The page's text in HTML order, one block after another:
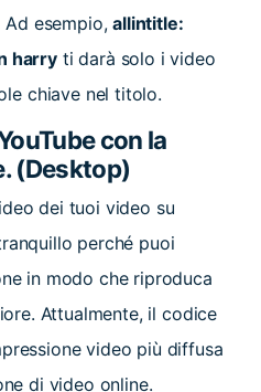
esempio, allintitle:
harry ti darà solo i video
chiave nel titolo.
con la
(Desktop)
dei tuoi video su
perché puoi
in modo che riproduca
Attualmente, il codice
video più diffusa
di video online.